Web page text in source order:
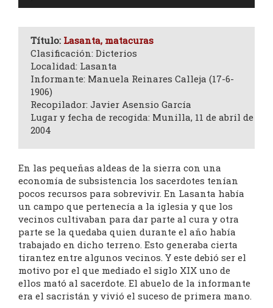
Título: Lasanta, matacuras
Clasificación: Dicterios
Localidad: Lasanta
Informante: Manuela Reinares Calleja (17-6-
1906)
Recopilador: Javier Asensio García
Lugar y fecha de recogida: Munilla, 11 de abril de
2004
En las pequeñas aldeas de la sierra con una
economía de subsistencia los sacerdotes tenían
pocos recursos para sobrevivir. En Lasanta había
un campo que pertenecía a la iglesia y que los
vecinos cultivaban para dar parte al cura y otra
parte se la quedaba quien durante el año había
trabajado en dicho terreno. Esto generaba cierta
tirantez entre algunos vecinos. Y este debió ser el
motivo por el que mediado el siglo XIX uno de
ellos mató al sacerdote. El abuelo de la informante
era el sacristán y vivió el suceso de primera mano.